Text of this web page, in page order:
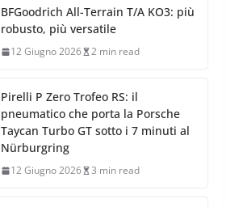
BFGoodrich All-Terrain T/A KO3: più
robusto, più versatile
12 Giugno 2026 2 min read
Pirelli P Zero Trofeo RS: il
pneumatico che porta la Porsche
Taycan Turbo GT sotto i 7 minuti al
Nürburgring
12 Giugno 2026 3 min read